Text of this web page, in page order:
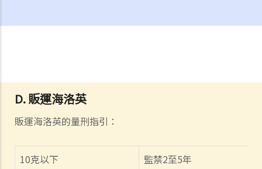
D. 販運海洛英
販運海洛英的量刑指引：
10克以下 監禁2至5年